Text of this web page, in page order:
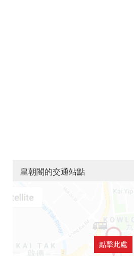
皇朝閣的交通站點
點擊此處